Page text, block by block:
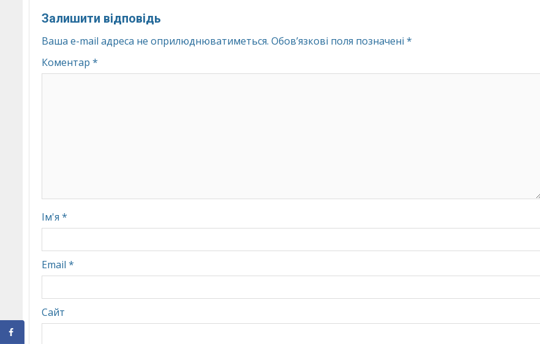
Залишити відповідь
Ваша e-mail адреса не оприлюднюватиметься. Обов’язкові поля позначені *
Коментар *
Ім'я *
Email *
Сайт